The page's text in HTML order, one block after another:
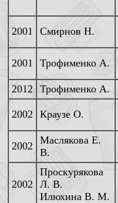
2001 Смирнов Н.
2001 Трофименко А.
2012
Трофименко А.
2002 Краузе О.
2002
Маслякова Е.
В.
2002
Проскурякова
Л. В.
Илюхина В. М.